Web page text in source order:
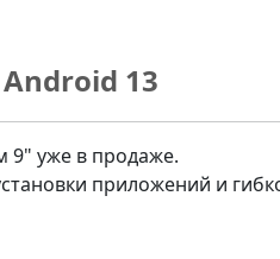
13
9" уже в продаже.
приложений и